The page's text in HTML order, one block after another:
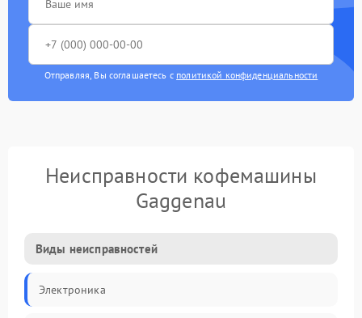
Отправляя, Вы соглашаетесь с политикой конфиденциальности
Неисправности кофемашины
Gaggenau
Виды неисправностей
Электроника